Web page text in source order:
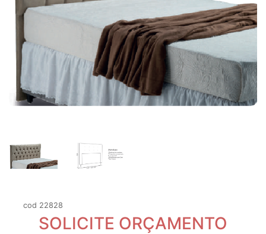
cod 22828
SOLICITE ORÇAMENTO